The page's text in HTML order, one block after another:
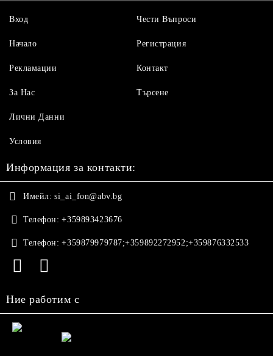
Вход
Начало
Рекламации
За Нас
Чести Въпроси
Регистрация
Контакт
Търсене
Лични Данни
Условия
Информация за контакти:
Имейл: si_ai_fon@abv.bg
Телефон: +359893423676
Телефон: +359879979787;+359892272952;+359876332533
Ние работим с